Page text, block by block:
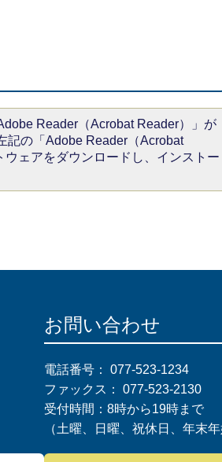
Reader（Acrobat Reader）」が
記の「Adobe Reader（Acrobat
ェアをダウンロードし、インストー
お問い合わせ
電話番号： 077-523-1234
ファックス： 077-523-2130
受付時間：8時から19時まで
（土曜、日曜、祝休日、年末